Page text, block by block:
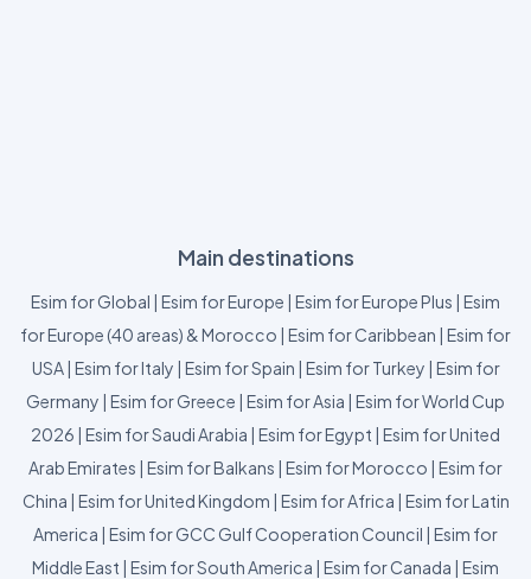
Main destinations
Esim for Global | Esim for Europe | Esim for Europe Plus | Esim
for Europe (40 areas) & Morocco | Esim for Caribbean | Esim for
USA| Esim for Italy | Esim for Spain | Esim for Turkey | Esim for
Germany | Esim for Greece | Esim for Asia | Esim for World Cup
2026 | Esim for Saudi Arabia | Esim for Egypt | Esim for United
Arab Emirates | Esim for Balkans | Esim for Morocco | Esim for
China | Esim for United Kingdom | Esim for Africa | Esim for Latin
America | Esim for GCC Gulf Cooperation Council | Esim for
Middle East | Esim for South America | Esim for Canada | Esim